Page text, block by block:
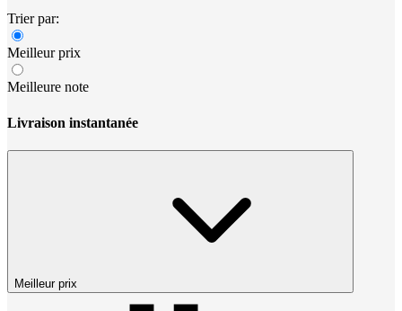
Trier par:
Meilleur prix
Meilleure note
Livraison instantanée
Meilleur prix